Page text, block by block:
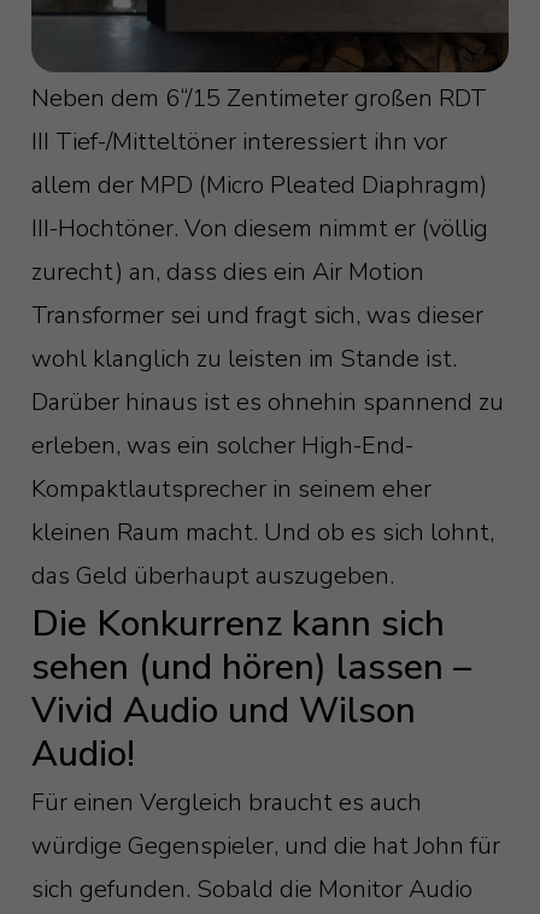
Neben dem 6“/15 Zentimeter großen RDT
III Tief-/Mitteltöner interessiert ihn vor
allem der MPD (Micro Pleated Diaphragm)
III-Hochtöner. Von diesem nimmt er (völlig
zurecht) an, dass dies ein Air Motion
Transformer sei und fragt sich, was dieser
wohl klanglich zu leisten im Stande ist.
Darüber hinaus ist es ohnehin spannend zu
erleben, was ein solcher High-End-
Kompaktlautsprecher in seinem eher
kleinen Raum macht. Und ob es sich lohnt,
das Geld überhaupt auszugeben.
Die Konkurrenz kann sich
sehen (und hören) lassen –
Vivid Audio und Wilson
Audio!
Für einen Vergleich braucht es auch
würdige Gegenspieler, und die hat John für
sich gefunden. Sobald die Monitor Audio